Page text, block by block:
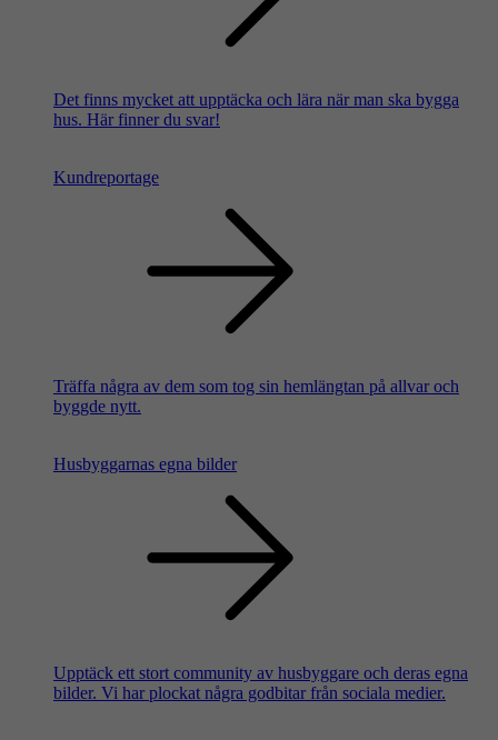
Det finns mycket att upptäcka och lära när man ska bygga
hus. Här finner du svar!
Kundreportage
Träffa några av dem som tog sin hemlängtan på allvar och
byggde nytt.
Husbyggarnas egna bilder
Upptäck ett stort community av husbyggare och deras egna
bilder. Vi har plockat några godbitar från sociala medier.